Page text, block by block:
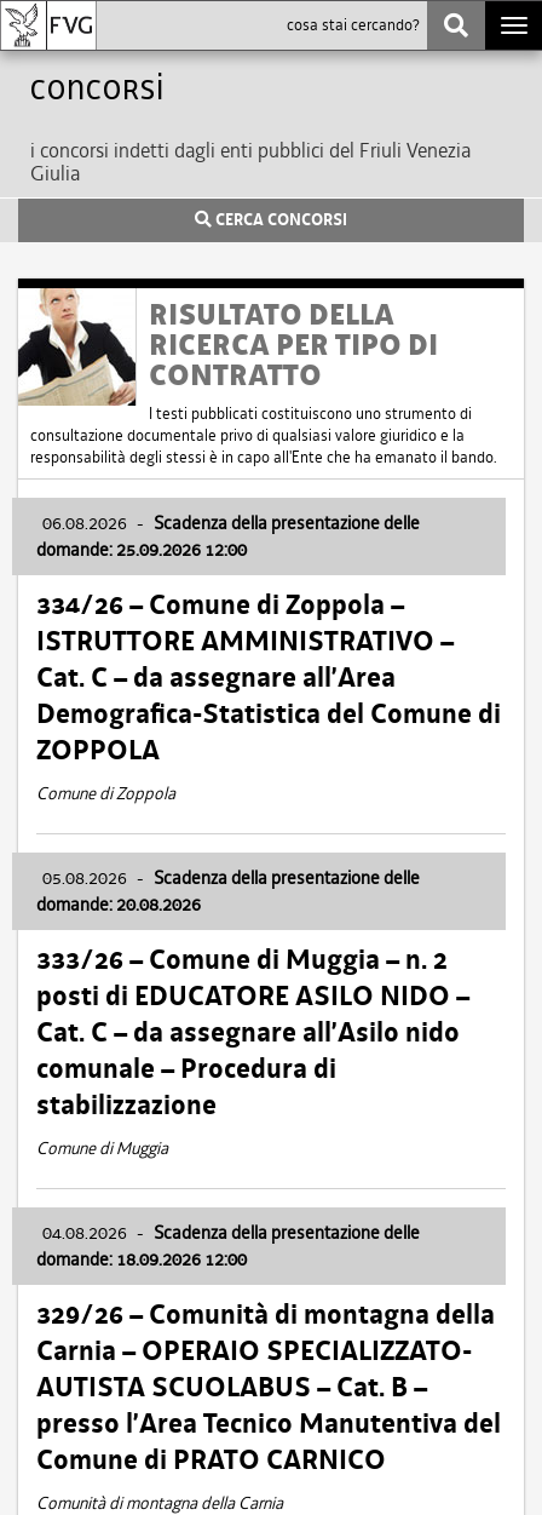
Concorsi
i concorsi indetti dagli enti pubblici del Friuli Venezia
Giulia
CERCA CONCORSI
RISULTATO DELLA
RICERCA PER TIPO DI
CONTRATTO
I testi pubblicati costituiscono uno strumento di
consultazione documentale privo di qualsiasi valore giuridico e la
responsabilità degli stessi è in capo all'Ente che ha emanato il bando.
06.08.2026 - Scadenza della presentazione delle
domande: 25.09.2026 12:00
334/26 – Comune di Zoppola –
ISTRUTTORE AMMINISTRATIVO –
Cat. C – da assegnare all’Area
Demografica-Statistica del Comune di
ZOPPOLA
Comune di Zoppola
05.08.2026 - Scadenza della presentazione delle
domande: 20.08.2026
333/26 – Comune di Muggia – n. 2
posti di EDUCATORE ASILO NIDO –
Cat. C – da assegnare all’Asilo nido
comunale – Procedura di
stabilizzazione
Comune di Muggia
04.08.2026 - Scadenza della presentazione delle
domande: 18.09.2026 12:00
329/26 – Comunità di montagna della
Carnia – OPERAIO SPECIALIZZATO-
AUTISTA SCUOLABUS – Cat. B –
presso l’Area Tecnico Manutentiva del
Comune di PRATO CARNICO
Comunità di montagna della Carnia